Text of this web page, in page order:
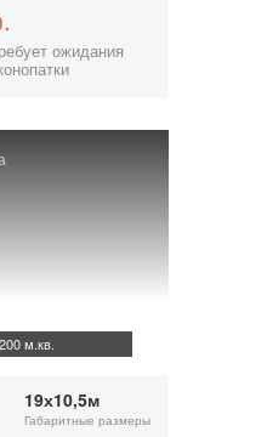
ожидания
м.кв.
19х10,5м
Габаритные размеры